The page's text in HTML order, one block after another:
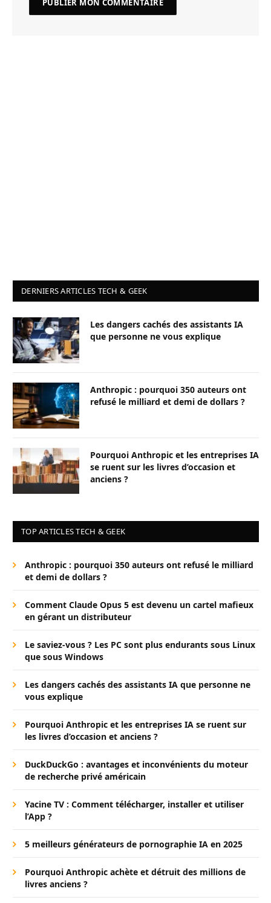
DERNIERS ARTICLES TECH & GEEK
Les dangers cachés des assistants IA
que personne ne vous explique
Anthropic : pourquoi 350 auteurs ont
refusé le milliard et demi de dollars ?
Pourquoi Anthropic et les entreprises IA
se ruent sur les livres d’occasion et
anciens ?
TOP ARTICLES TECH & GEEK
Anthropic : pourquoi 350 auteurs ont refusé le milliard
et demi de dollars ?
Comment Claude Opus 5 est devenu un cartel mafieux
en gérant un distributeur
Le saviez-vous ? Les PC sont plus endurants sous Linux
que sous Windows
Les dangers cachés des assistants IA que personne ne
vous explique
Pourquoi Anthropic et les entreprises IA se ruent sur
les livres d’occasion et anciens ?
DuckDuckGo : avantages et inconvénients du moteur
de recherche privé américain
Yacine TV : Comment télécharger, installer et utiliser
l’App ?
5 meilleurs générateurs de pornographie IA en 2025
Pourquoi Anthropic achète et détruit des millions de
livres anciens ?